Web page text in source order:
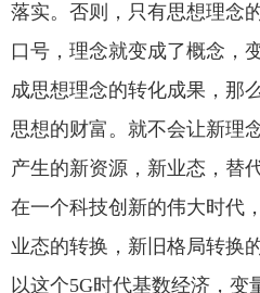
落实。否则，只有思想理念
口号，理念就变成了概念，
成思想理念的转化成果，那
思想的财富。就不会让新理
产生的新资源，新业态，替
在一个科技创新的伟大时代
业态的转换，新旧格局转换
以这个5G时代基数经济，变